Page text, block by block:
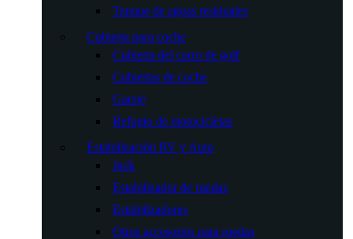
Tanque de aguas residuales
Cubierta para coche
Cubierta del carro de golf
Cubiertas de coche
Garaje
Refugio de motocicletas
Estabilización RV y Auto
Jack
Estabilizador de ruedas
Estabilizadores
Otros accesorios para ruedas